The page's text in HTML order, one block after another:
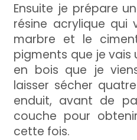
Ensuite je prépare
résine acrylique qui
marbre et le
pigments que je vais
en bois que je
laisser sécher
enduit, avant de
couche pour
cette fois.